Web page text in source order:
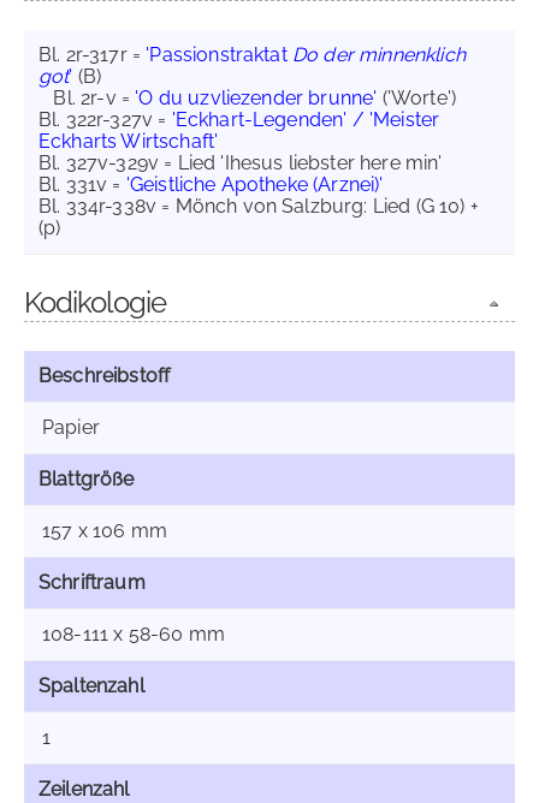
Bl. 2r-317r = 'Passionstraktat Do der minnenklich
got' (B)
Bl. 2r-v = 'O du uzvliezender brunne' ('Worte')
Bl. 322r-327v = 'Eckhart-Legenden' / 'Meister
Eckharts Wirtschaft'
Bl. 327v-329v = Lied 'Ihesus liebster here min'
Bl. 331v = 'Geistliche Apotheke (Arznei)'
Bl. 334r-338v = Mönch von Salzburg: Lied (G 10) +
(p)
Kodikologie
Beschreibstoff
Papier
Blattgröße
157 x 106 mm
Schriftraum
108-111 x 58-60 mm
Spaltenzahl
1
Zeilenzahl